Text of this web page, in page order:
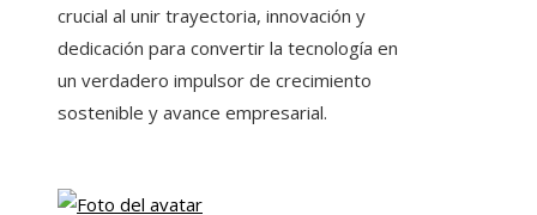
crucial al unir trayectoria, innovación y
dedicación para convertir la tecnología en
un verdadero impulsor de crecimiento
sostenible y avance empresarial.